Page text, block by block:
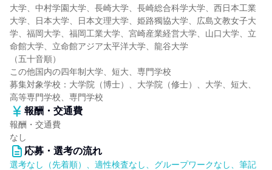
大学、中村学園大学、長崎大学、長崎総合科学大学、西日本工業
大学、日本大学、日本文理大学、姫路獨協大学、広島文教女子大
学、福岡大学、福岡工業大学、宮崎産業経営大学、山口大学、立
命館大学、立命館アジア太平洋大学、龍谷大学
（五十音順）
この他国内の四年制大学、短大、専門学校
募集対象学校：大学院（博士）、大学院（修士）、大学、短大、
高等専門学校、専門学校
報酬・交通費
報酬・交通費
なし
応募・選考の流れ
選考なし（先着順）、適性検査なし、グループワークなし、筆記